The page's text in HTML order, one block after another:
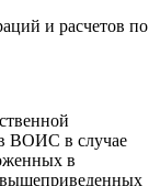
и расчетов по
ВОИС в случае
в